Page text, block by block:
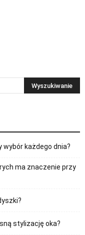
każdego dnia?
ma znaczenie przy
stylizację oka?